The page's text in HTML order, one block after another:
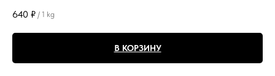
640 ₽ / 1 kg
В КОРЗИНУ